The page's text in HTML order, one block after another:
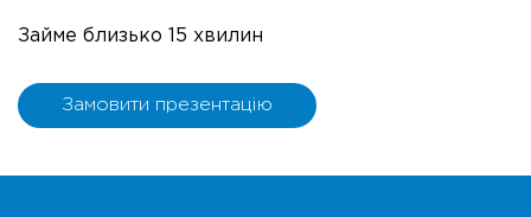
Займе близько 15 хвилин
Замовити презентацію